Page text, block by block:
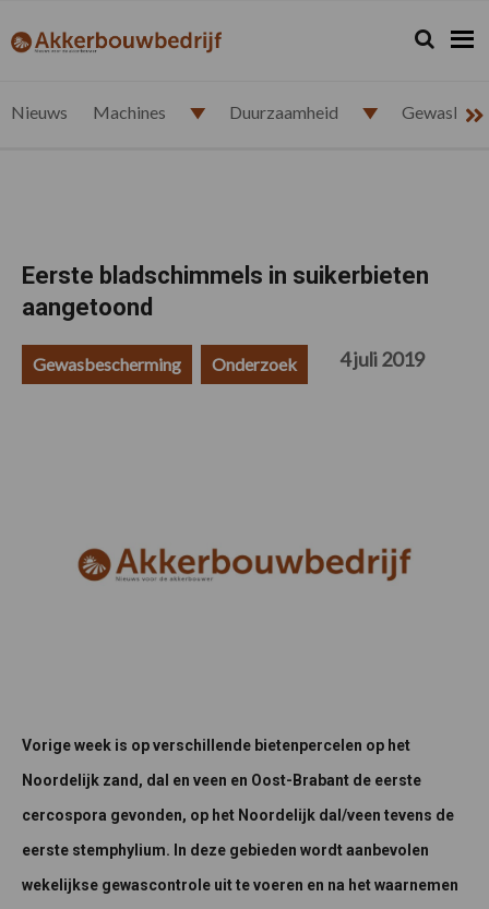
de
de
de
de
akkerbouwbedrijf.nl Zoeken...
Zoek
Nieuws Machines Duurzaamheid
Eerste bladschimmels in suikerbieten
aangetoond
Gewasbescherming Onderzoek 4 juli 2019
Vorige week is op verschillende bietenpercelen op het
Noordelijk zand, dal en veen en Oost-Brabant de eerste
cercospora gevonden, op het Noordelijk dal/veen tevens de
eerste stemphylium. In deze gebieden wordt aanbevolen
wekelijkse gewascontrole uit te voeren en na het waarnemen